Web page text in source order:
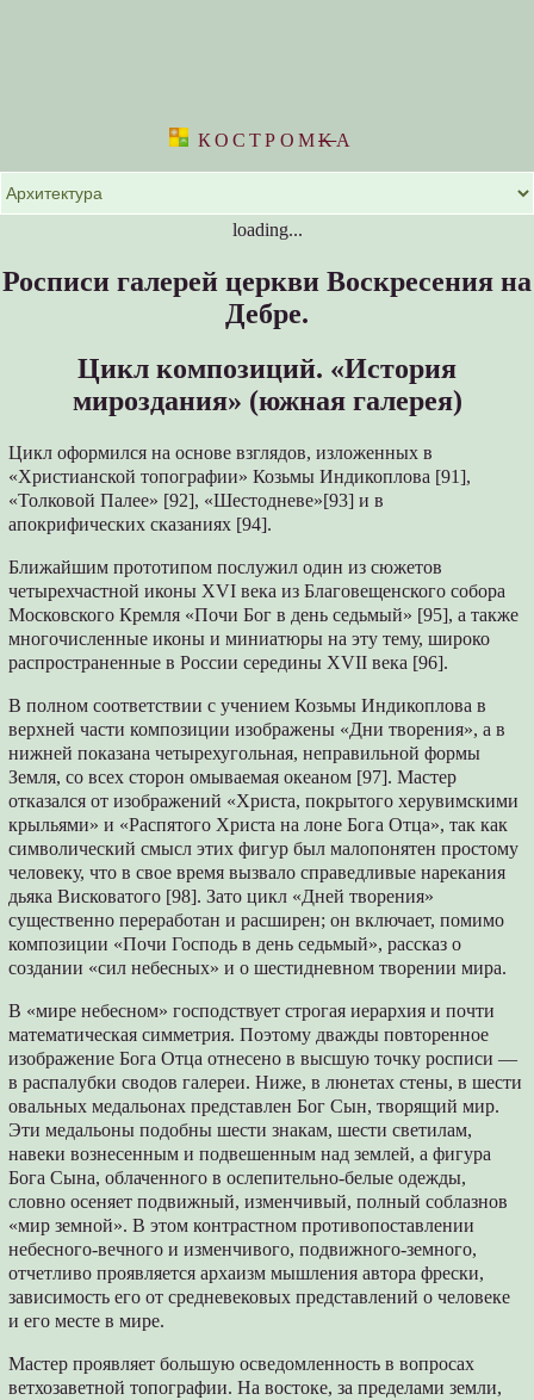
КОСТРОМKА
loading...
Росписи галерей церкви Воскресения на
Дебре.
Цикл композиций. «История
мироздания» (южная галерея)
Цикл оформился на основе взглядов, изложенных в
«Христианской топографии» Козьмы Индикоплова [91],
«Толковой Палее» [92], «Шестодневе»[93] и в
апокрифических сказаниях [94].
Ближайшим прототипом послужил один из сюжетов
четырехчастной иконы XVI века из Благовещенского собора
Московского Кремля «Почи Бог в день седьмый» [95], а также
многочисленные иконы и миниатюры на эту тему, широко
распространенные в России середины XVII века [96].
В полном соответствии с учением Козьмы Индикоплова в
верхней части композиции изображены «Дни творения», а в
нижней показана четырехугольная, неправильной формы
Земля, со всех сторон омываемая океаном [97]. Мастер
отказался от изображений «Христа, покрытого херувимскими
крыльями» и «Распятого Христа на лоне Бога Отца», так как
символический смысл этих фигур был малопонятен простому
человеку, что в свое время вызвало справедливые нарекания
дьяка Висковатого [98]. Зато цикл «Дней творения»
существенно переработан и расширен; он включает, помимо
композиции «Почи Господь в день седьмый», рассказ о
создании «сил небесных» и о шестидневном творении мира.
В «мире небесном» господствует строгая иерархия и почти
математическая симметрия. Поэтому дважды повторенное
изображение Бога Отца отнесено в высшую точку росписи —
в распалубки сводов галереи. Ниже, в люнетах стены, в шести
овальных медальонах представлен Бог Сын, творящий мир.
Эти медальоны подобны шести знакам, шести светилам,
навеки вознесенным и подвешенным над землей, а фигура
Бога Сына, облаченного в ослепительно-белые одежды,
словно осеняет подвижный, изменчивый, полный соблазнов
«мир земной». В этом контрастном противопоставлении
небесного-вечного и изменчивого, подвижного-земного,
отчетливо проявляется архаизм мышления автора фрески,
зависимость его от средневековых представлений о человеке
и его месте в мире.
Мастер проявляет большую осведомленность в вопросах
ветхозаветной топографии. На востоке, за пределами земли,